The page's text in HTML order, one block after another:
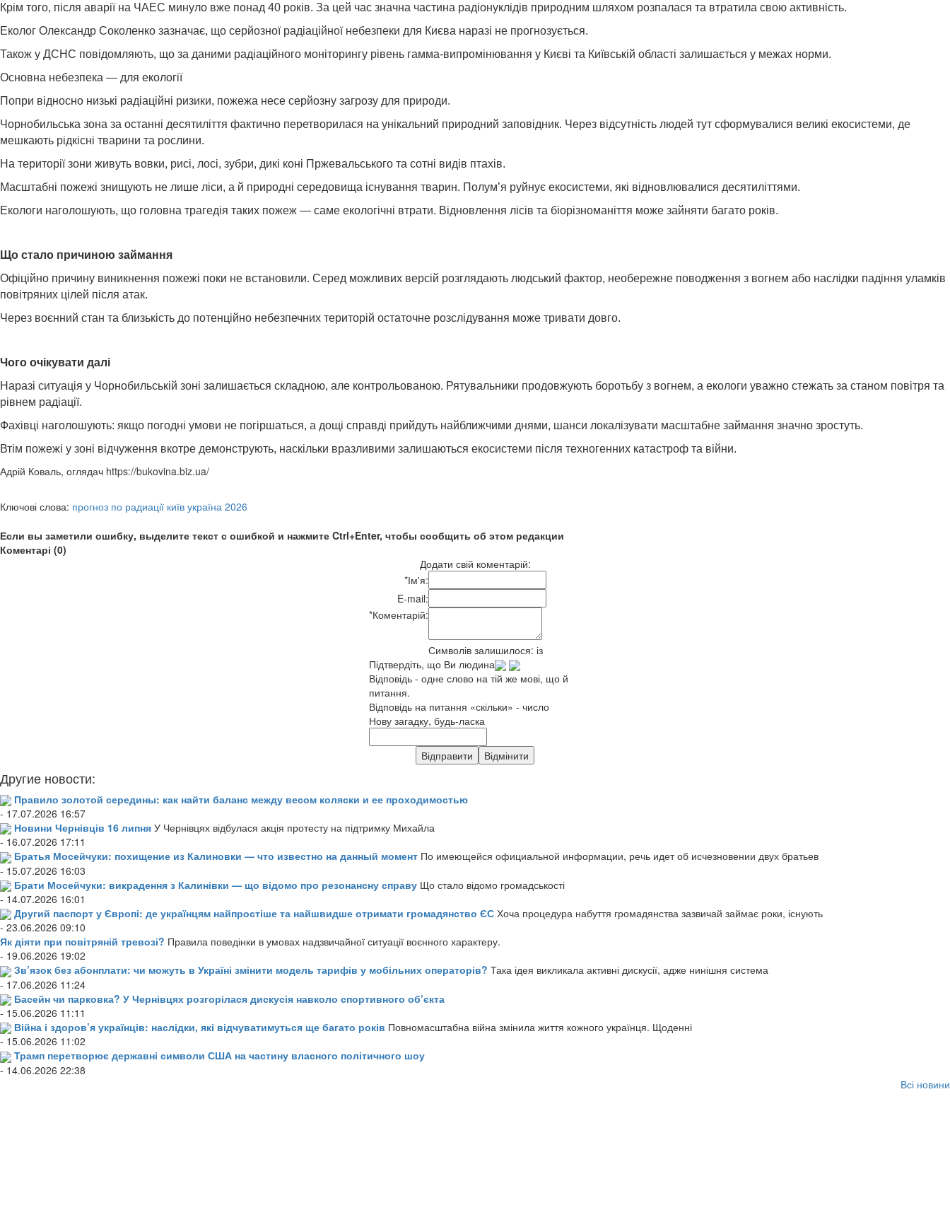
Крім того, після аварії на ЧАЕС минуло вже понад 40 років. За цей час значна частина радіонуклідів природним шляхом розпалася та втратила свою активність.
Еколог Олександр Соколенко зазначає, що серйозної радіаційної небезпеки для Києва наразі не прогнозується.
Також у ДСНС повідомляють, що за даними радіаційного моніторингу рівень гамма-випромінювання у Києві та Київській області залишається у межах норми.
Основна небезпека — для екології
Попри відносно низькі радіаційні ризики, пожежа несе серйозну загрозу для природи.
Чорнобильська зона за останні десятиліття фактично перетворилася на унікальний природний заповідник. Через відсутність людей тут сформувалися великі екосистеми, де
мешкають рідкісні тварини та рослини.
На території зони живуть вовки, рисі, лосі, зубри, дикі коні Пржевальського та сотні видів птахів.
Масштабні пожежі знищують не лише ліси, а й природні середовища існування тварин. Полум’я руйнує екосистеми, які відновлювалися десятиліттями.
Екологи наголошують, що головна трагедія таких пожеж — саме екологічні втрати. Відновлення лісів та біорізноманіття може зайняти багато років.
Що стало причиною займання
Офіційно причину виникнення пожежі поки не встановили. Серед можливих версій розглядають людський фактор, необережне поводження з вогнем або наслідки падіння уламків
повітряних цілей після атак.
Через воєнний стан та близькість до потенційно небезпечних територій остаточне розслідування може тривати довго.
Чого очікувати далі
Наразі ситуація у Чорнобильській зоні залишається складною, але контрольованою. Рятувальники продовжують боротьбу з вогнем, а екологи уважно стежать за станом повітря та
рівнем радіації.
Фахівці наголошують: якщо погодні умови не погіршаться, а дощі справді прийдуть найближчими днями, шанси локалізувати масштабне займання значно зростуть.
Втім пожежі у зоні відчуження вкотре демонструють, наскільки вразливими залишаються екосистеми після техногенних катастроф та війни.
Адрій Коваль, оглядач https://bukovina.biz.ua/
Ключові слова: прогноз по радиації київ україна 2026
Если вы заметили ошибку, выделите текст с ошибкой и нажмите Ctrl+Enter, чтобы сообщить об этом редакции
Коментарі (0)
Додати свій коментарій:
*Ім'я:
E-mail:
*Коментарій:
Символів залишилося: із
Підтвердіть, що Ви людина
Відповідь - одне слово на тій же мові, що й
питання.
Відповідь на питання «скільки» - число
Нову загадку, будь-ласка
Другие новости:
Правило золотой середины: как найти баланс между весом коляски и ее проходимостью
- 17.07.2026 16:57
Новини Чернівців 16 липня У Чернівцях відбулася акція протесту на підтримку Михайла
- 16.07.2026 17:11
Братья Мосейчуки: похищение из Калиновки — что известно на данный момент По имеющейся официальной информации, речь идет об исчезновении двух братьев
- 15.07.2026 16:03
Брати Мосейчуки: викрадення з Калинівки — що відомо про резонансну справу Що стало відомо громадськості
- 14.07.2026 16:01
Другий паспорт у Європі: де українцям найпростіше та найшвидше отримати громадянство ЄС Хоча процедура набуття громадянства зазвичай займає роки, існують
- 23.06.2026 09:10
Як діяти при повітряній тревозі? Правила поведінки в умовах надзвичайної ситуації воєнного характеру.
- 19.06.2026 19:02
Зв’язок без абонплати: чи можуть в Україні змінити модель тарифів у мобільних операторів? Така ідея викликала активні дискусії, адже нинішня система
- 17.06.2026 11:24
Басейн чи парковка? У Чернівцях розгорілася дискусія навколо спортивного об’єкта
- 15.06.2026 11:11
Війна і здоров’я українців: наслідки, які відчуватимуться ще багато років Повномасштабна війна змінила життя кожного українця. Щоденні
- 15.06.2026 11:02
Трамп перетворює державні символи США на частину власного політичного шоу
- 14.06.2026 22:38
Всі новини